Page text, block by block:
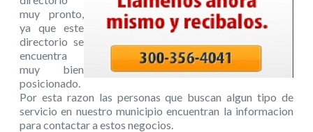
muy pronto,
ya que este
directorio se
encuentra
muy bien
posicionado.
Por esta razon las personas que buscan algun tipo de
servicio en nuestro municipio encuentran la informacion
para contactar a estos negocios.